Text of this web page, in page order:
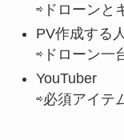
⇨ドローンと
PV作成する人
⇨ドローン一
YouTuber
⇨必須アイテ